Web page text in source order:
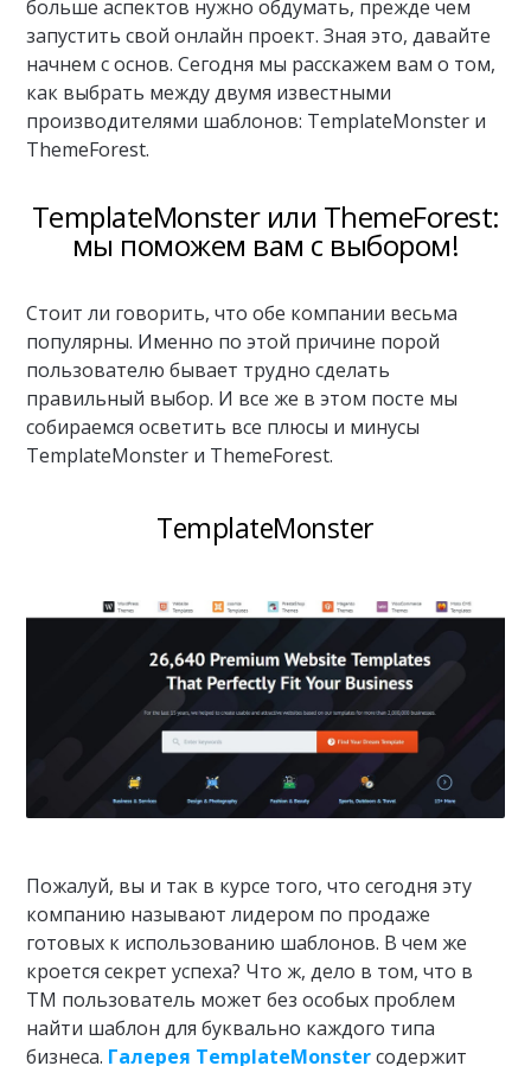
больше аспектов нужно обдумать, прежде чем
запустить свой онлайн проект. Зная это, давайте
начнем с основ. Сегодня мы расскажем вам о том,
как выбрать между двумя известными
производителями шаблонов: TemplateMonster и
ThemeForest.
TemplateMonster или ThemeForest:
мы поможем вам с выбором!
Стоит ли говорить, что обе компании весьма
популярны. Именно по этой причине порой
пользователю бывает трудно сделать
правильный выбор. И все же в этом посте мы
собираемся осветить все плюсы и минусы
TemplateMonster и ThemeForest.
TemplateMonster
Пожалуй, вы и так в курсе того, что сегодня эту
компанию называют лидером по продаже
готовых к использованию шаблонов. В чем же
кроется секрет успеха? Что ж, дело в том, что в
ТМ пользователь может без особых проблем
найти шаблон для буквально каждого типа
бизнеса. Галерея TemplateMonsterсодержит